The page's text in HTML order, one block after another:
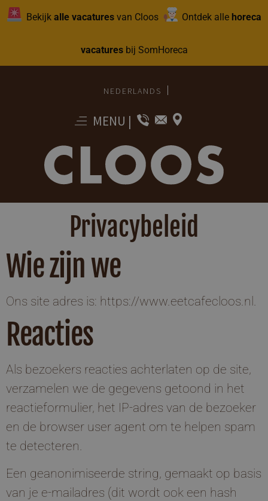
Bekijk alle vacatures van Cloos Ontdek alle horeca
vacaturesbij SomHoreca
NEDERLANDS
MENU |
Privacybeleid
Wie zijn we
Ons site adres is: https://www.eetcafecloos.nl.
Reacties
Als bezoekers reacties achterlaten op de site,
verzamelen we de gegevens getoond in het
reactieformulier, het IP-adres van de bezoeker
en de browser user agent om te helpen spam
te detecteren.
Een geanonimiseerde string, gemaakt op basis
van je e-mailadres (dit wordt ook een hash